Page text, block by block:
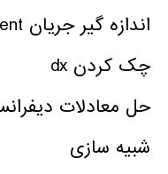
اندازه گیر جریان current measurement
چک کردن dx
حل معادلات
شبیه سازی